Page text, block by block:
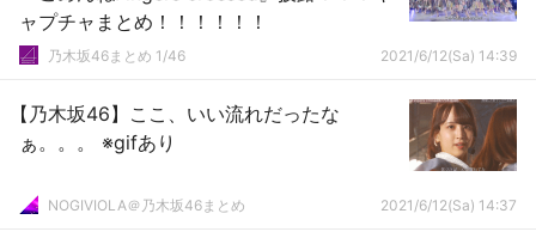
ャプチャまとめ！！！！！！
乃木坂46まとめ 1/46 2021/6/12(Sa) 14:39
【乃木坂46】ここ、いい流れだったな
ぁ。。。 ※gifあり
NOGIVIOLA＠乃木坂46まとめ 2021/6/12(Sa) 14:37